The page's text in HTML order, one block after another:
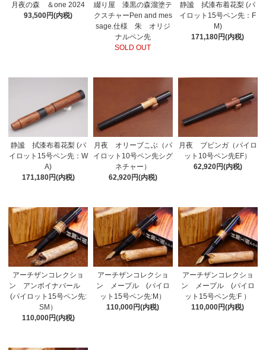
月夜の森 ＆one 2024
93,500円(内税)
綴り屋 漆黒の森溜塗テ
クスチャーPen and mes
sage.仕様 朱 オリジ
ナルペン先
SOLD OUT
静謐 拭漆布着花梨 (パ
イロット15号ペン先：F
M)
171,180円(内税)
静謐 拭漆布着花梨 (パ
イロット15号ペン先：W
A)
171,180円(内税)
月夜 オリーブこぶ（パ
イロット10号ペン先シグ
ネチャー）
62,920円(内税)
月夜 ブビンガ（パイロ
ット10号ペン先EF）
62,920円(内税)
アーチザンコレクショ
ン アンボイナバール
(パイロット15号ペン先:
SM）
110,000円(内税)
アーチザンコレクショ
ン メープル (パイロ
ット15号ペン先:M）
110,000円(内税)
アーチザンコレクショ
ン メープル (パイロ
ット15号ペン先:F ）
110,000円(内税)